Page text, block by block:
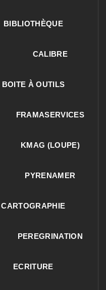
BIBLIOTHÈQUE
CALIBRE
BOITE À OUTILS
FRAMASERVICES
KMAG (LOUPE)
PYRENAMER
CARTOGRAPHIE
PEREGRINATION
ECRITURE